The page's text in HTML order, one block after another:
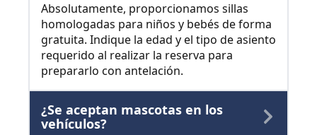
Absolutamente, proporcionamos sillas
homologadas para niños y bebés de forma
gratuita. Indique la edad y el tipo de asiento
requerido al realizar la reserva para
prepararlo con antelación.
¿Se aceptan mascotas en los
vehículos?